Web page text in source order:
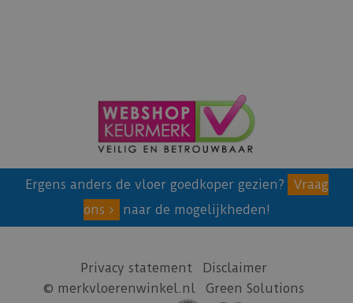
Ergens anders de vloer goedkoper gezien?
Vraag
ons
naar de mogelijkheden!
Privacy statement
Disclaimer
© merkvloerenwinkel.nl
Green Solutions